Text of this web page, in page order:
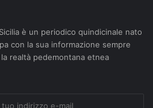
è un periodico quindicinale nato
con la sua informazione sempre
realtà pedemontana etnea